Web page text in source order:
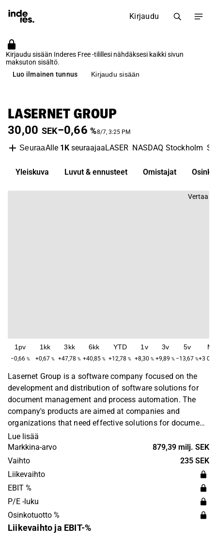
Kirjaudu
Kirjaudu sisään Inderes Free -tilillesi nähdäksesi kaikki sivun
maksuton sisältö.
Luo ilmainen tunnus
Kirjaudu sisään
LASERNET GROUP
30,00 SEK−0,66 %8/7, 3:25 PM
SeuraaAlle 1KseuraajaaLASER NASDAQ Stockholm
Yleiskuva Luvut & ennusteet Omistajat Osinko
Vertaa
1pv
−0,66 %
1kk
+0,67 %
3kk
+47,78 %
6kk
+40,85 %
YTD
+12,78 %
1v
+8,30 %
3v
+9,89 %
5v
−13,67 %+3
Lasernet Group is a software company focused on the
development and distribution of software solutions for
document management and process automation. The
company's products are aimed at companies and
organizations that need effective solutions for document
management and compliance. The company is global,
was founded in 2004 and is headquartered in Stockholm,
Sweden.
Lue lisää
Markkina-arvo
879,39 milj. SEK
Vaihto
235 SEK
Liikevaihto
EBIT %
P/E -luku
Osinkotuotto %
Liikevaihto ja EBIT-%